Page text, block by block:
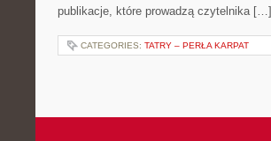
publikacje, które prowadzą czytelnika […]
CATEGORIES: TATRY – PERŁA KARPAT